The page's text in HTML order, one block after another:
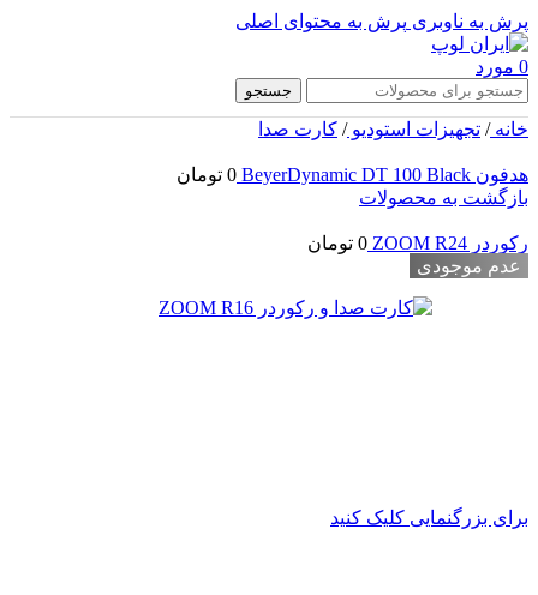
پرش به ناوبری پرش به محتوای اصلی
0 مورد
جستجو
خانه/ تجهیزات استودیو/ کارت صدا
هدفون BeyerDynamic DT 100 Black 0 تومان
بازگشت به محصولات
رکوردر ZOOM R24 0 تومان
عدم موجودی
برای بزرگنمایی کلیک کنید